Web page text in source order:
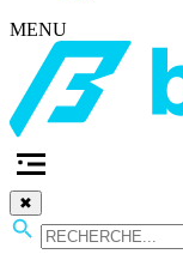
MENU
✖